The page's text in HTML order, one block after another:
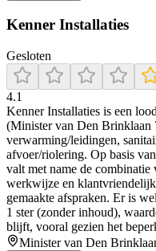
Kenner Installaties
Gesloten
4.1
Kenner Installaties is een
(Minister van Den Brinklaan
verwarming/leidingen,
afvoer/riolering. Op basis
valt met name de combinatie
werkwijze en
gemaakte afspraken. Er is
1 ster (zonder inhoud),
blijft, vooral gezien het
Minister van Den